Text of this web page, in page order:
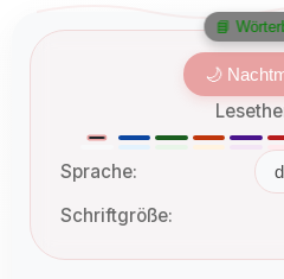
🌙
Sprache:
Schriftgröße:
📘